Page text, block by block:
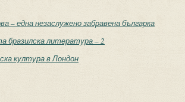
– една незаслужено забравена българка
бразилска литература – 2
култура в Лондон